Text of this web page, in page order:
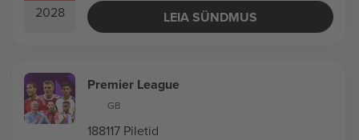
2028
LEIA SÜNDMUS
Premier League
GB
188117 Piletid